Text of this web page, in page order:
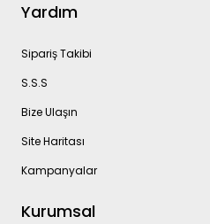
Yardım
Sipariş Takibi
S.S.S
Bize Ulaşın
Site Haritası
Kampanyalar
Kurumsal